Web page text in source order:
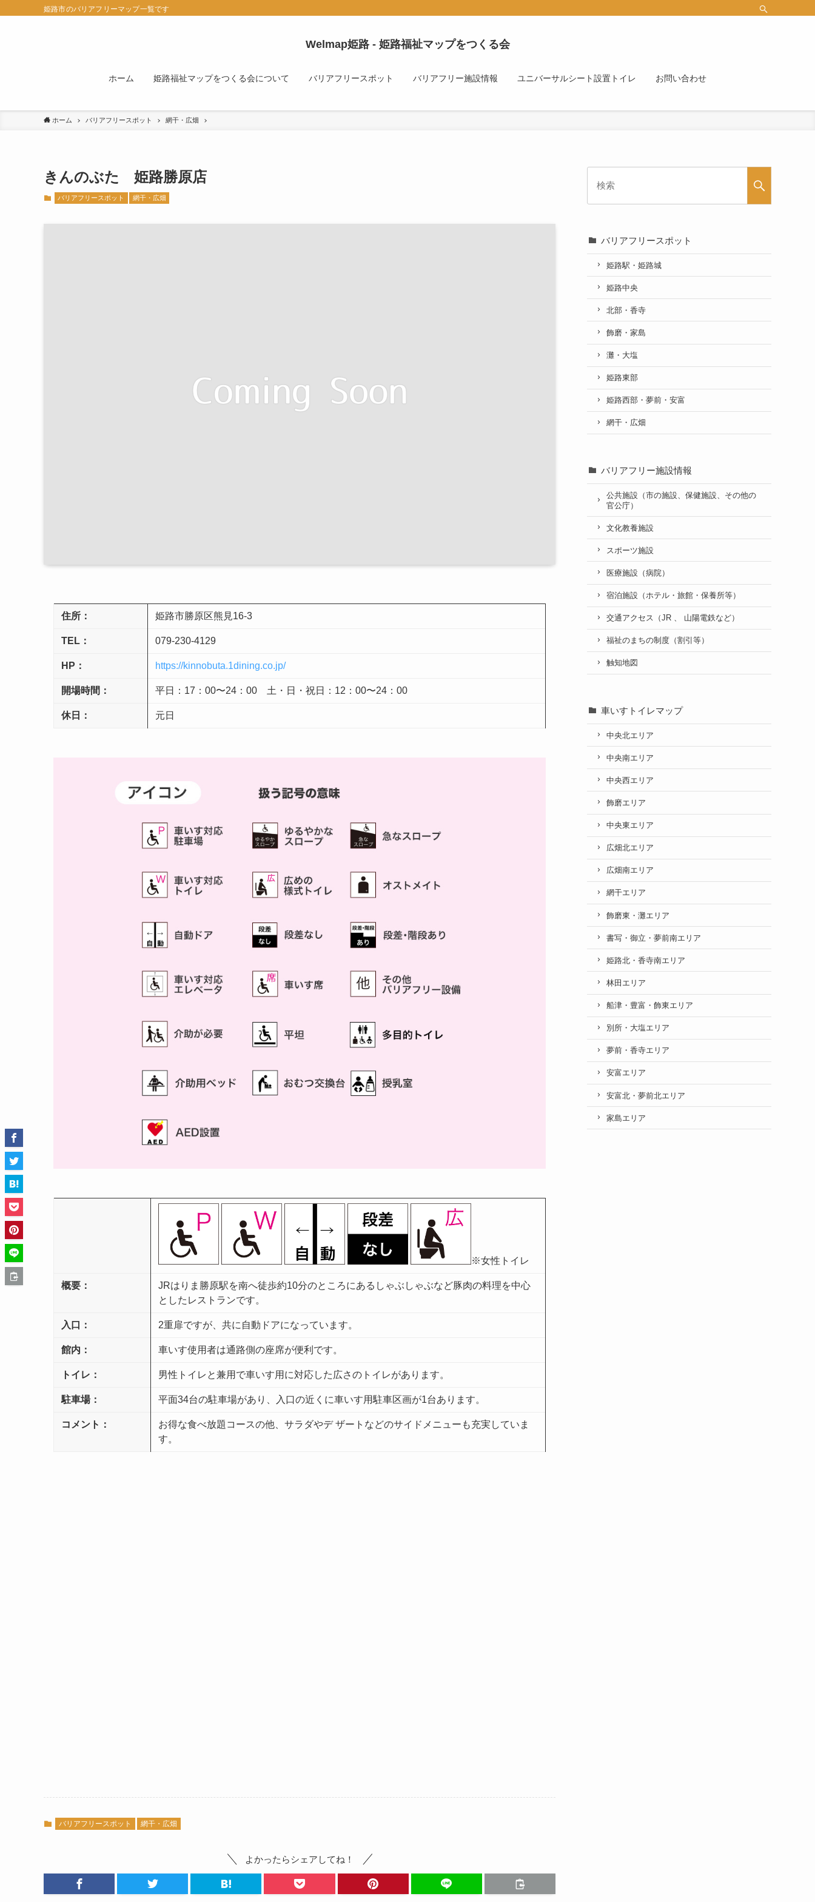
姫路市のバリアフリーマップ一覧です
Welmap姫路 - 姫路福祉マップをつくる会
ホーム 姫路福祉マップをつくる会について バリアフリースポット バリアフリー施設情報 ユニバーサルシート設置トイレ お問い合わせ
ホーム バリアフリースポット 網干・広畑
きんのぶた 姫路勝原店
バリアフリースポット 網干・広畑
住所： 姫路市勝原区熊見16-3
TEL： 079-230-4129
HP： https://kinnobuta.1dining.co.jp/
開場時間： 平日：17：00〜24：00 土・日・祝日：12：00〜24：00
休日： 元日
※女性トイレ
概要：
JRはりま勝原駅を南へ徒歩約10分のところにあるしゃぶしゃぶなど豚肉の料理を中心
としたレストランです。
入口： 2重扉ですが、共に自動ドアになっています。
館内： 車いす使用者は通路側の座席が便利です。
トイレ： 男性トイレと兼用で車いす用に対応した広さのトイレがあります。
駐車場： 平面34台の駐車場があり、入口の近くに車いす用駐車区画が1台あります。
コメント：
お得な食べ放題コースの他、サラダやデ ザートなどのサイドメニューも充実していま
す。
バリアフリースポット 網干・広畑
よかったらシェアしてね！
バリアフリースポット
姫路駅・姫路城
姫路中央
北部・香寺
飾磨・家島
灘・大塩
姫路東部
姫路西部・夢前・安富
網干・広畑
バリアフリー施設情報
公共施設（市の施設、保健施設、その他の
官公庁）
文化教養施設
スポーツ施設
医療施設（病院）
宿泊施設（ホテル・旅館・保養所等）
交通アクセス（JR 、 山陽電鉄など）
福祉のまちの制度（割引等）
触知地図
車いすトイレマップ
中央北エリア
中央南エリア
中央西エリア
飾磨エリア
中央東エリア
広畑北エリア
広畑南エリア
網干エリア
飾磨東・灘エリア
書写・御立・夢前南エリア
姫路北・香寺南エリア
林田エリア
船津・豊富・飾東エリア
別所・大塩エリア
夢前・香寺エリア
安富エリア
安富北・夢前北エリア
家島エリア